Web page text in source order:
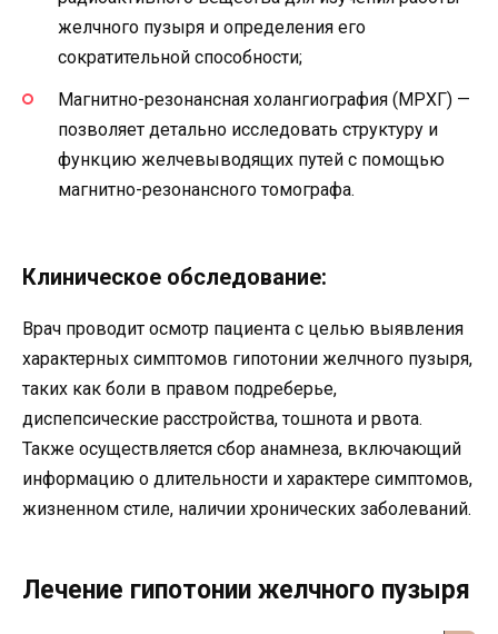
желчного пузыря и определения его
сократительной способности;
Магнитно-резонансная холангиография (МРХГ) —
позволяет детально исследовать структуру и
функцию желчевыводящих путей с помощью
магнитно-резонансного томографа.
Клиническое обследование:
Врач проводит осмотр пациента с целью выявления
характерных симптомов гипотонии желчного пузыря,
таких как боли в правом подреберье,
диспепсические расстройства, тошнота и рвота.
Также осуществляется сбор анамнеза, включающий
информацию о длительности и характере симптомов,
жизненном стиле, наличии хронических заболеваний.
Лечение гипотонии желчного пузыря